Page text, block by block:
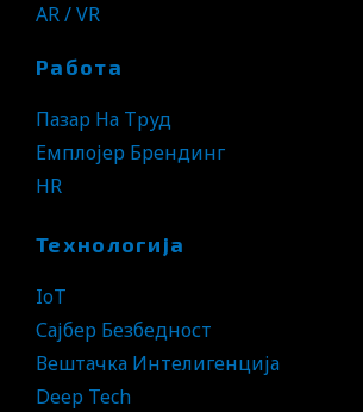
AR / VR
Работа
Пазар На Труд
Емплојер Брендинг
HR
Технологија
IoT
Сајбер Безбедност
Вештачка Интелигенција
Deep Tech